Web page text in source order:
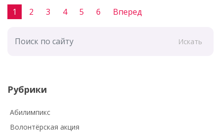
1 2 3 4 5 6 Вперед
Искать
Рубрики
Абилимпикс
Волонтёрская акция